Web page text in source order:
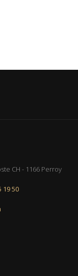
CH - 1166 Perroy
19 50